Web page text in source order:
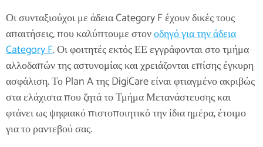
Οι συνταξιούχοι με άδεια Category F έχουν δικές τους
απαιτήσεις, που καλύπτουμε στονοδηγό για την άδεια
Category F. Οι φοιτητές εκτός ΕΕ εγγράφονται στο τμήμα
αλλοδαπών της αστυνομίας και χρειάζονται επίσης έγκυρη
ασφάλιση. Το Plan A της DigiCare είναι φτιαγμένο ακριβώς
στα ελάχιστα που ζητά το Τμήμα Μετανάστευσης και
φτάνει ως ψηφιακό πιστοποιητικό την ίδια ημέρα, έτοιμο
για το ραντεβού σας.